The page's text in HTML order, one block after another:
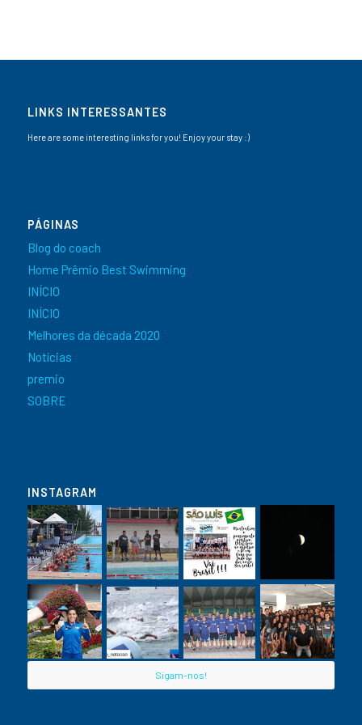
LINKS INTERESSANTES
Here are some interesting links for you! Enjoy your stay :)
PÁGINAS
Blog do coach
Home Prêmio Best Swimming
INÍCIO
INÍCIO
Melhores da década 2020
Notícias
premio
SOBRE
INSTAGRAM
Sigam-nos!